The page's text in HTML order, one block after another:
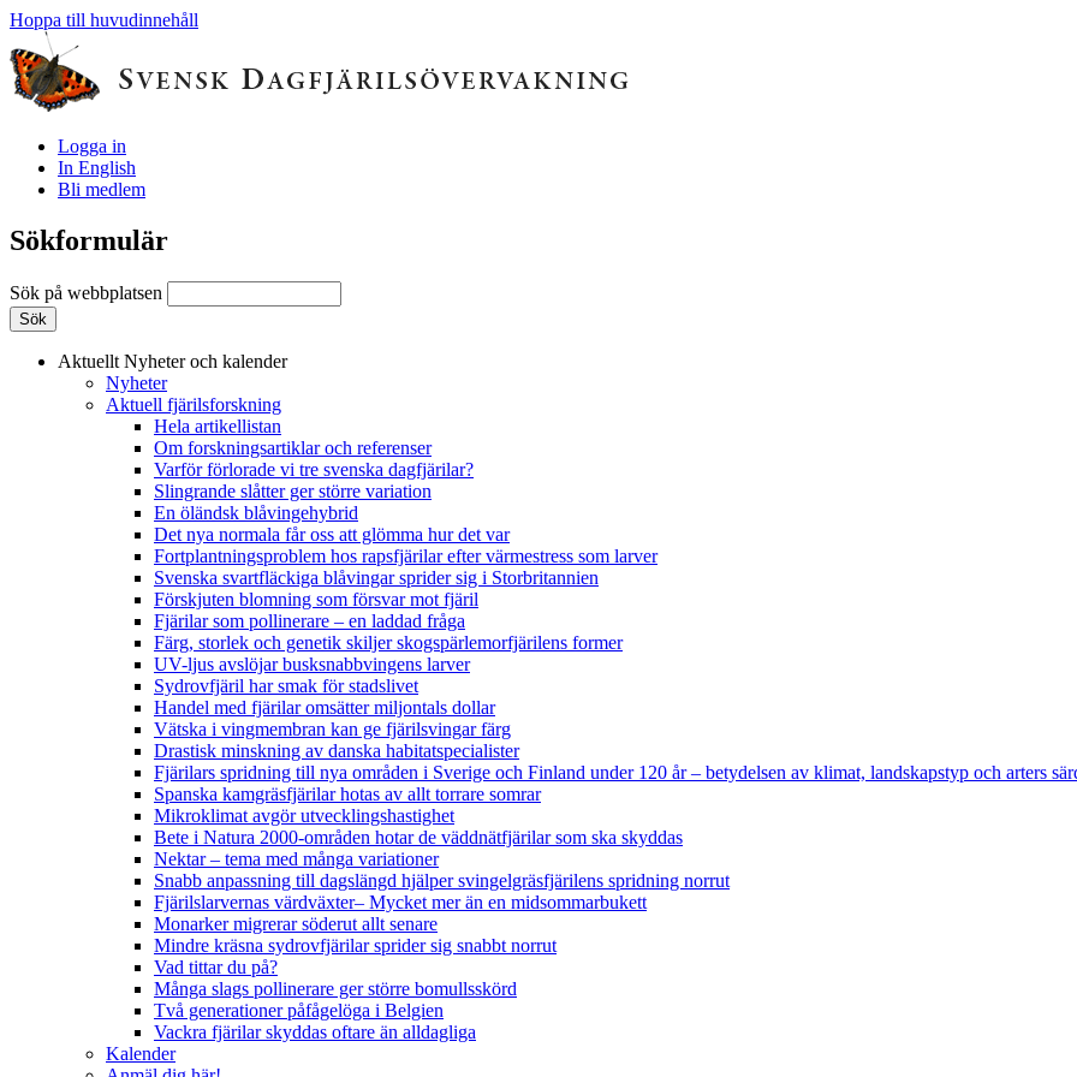
Hoppa till huvudinnehåll
Logga in
In English
Bli medlem
Sökformulär
Sök på webbplatsen
Aktuellt Nyheter och kalender
Nyheter
Aktuell fjärilsforskning
Hela artikellistan
Om forskningsartiklar och referenser
Varför förlorade vi tre svenska dagfjärilar?
Slingrande slåtter ger större variation
En öländsk blåvingehybrid
Det nya normala får oss att glömma hur det var
Fortplantningsproblem hos rapsfjärilar efter värmestress som larver
Svenska svartfläckiga blåvingar sprider sig i Storbritannien
Förskjuten blomning som försvar mot fjäril
Fjärilar som pollinerare – en laddad fråga
Färg, storlek och genetik skiljer skogspärlemorfjärilens former
UV-ljus avslöjar busksnabbvingens larver
Sydrovfjäril har smak för stadslivet
Handel med fjärilar omsätter miljontals dollar
Vätska i vingmembran kan ge fjärilsvingar färg
Drastisk minskning av danska habitatspecialister
Fjärilars spridning till nya områden i Sverige och Finland under 120 år– betydelsen av klimat, landskapstyp och arters
Spanska kamgräsfjärilar hotas av allt torrare somrar
Mikroklimat avgör utvecklingshastighet
Bete i Natura 2000-områden hotar de väddnätfjärilar som ska skyddas
Nektar – tema med många variationer
Snabb anpassning till dagslängd hjälper svingelgräsfjärilens spridning norrut
Fjärilslarvernas värdväxter– Mycket mer än en midsommarbukett
Monarker migrerar söderut allt senare
Mindre kräsna sydrovfjärilar sprider sig snabbt norrut
Vad tittar du på?
Många slags pollinerare ger större bomullsskörd
Två generationer påfågelöga i Belgien
Vackra fjärilar skyddas oftare än alldagliga
Kalender